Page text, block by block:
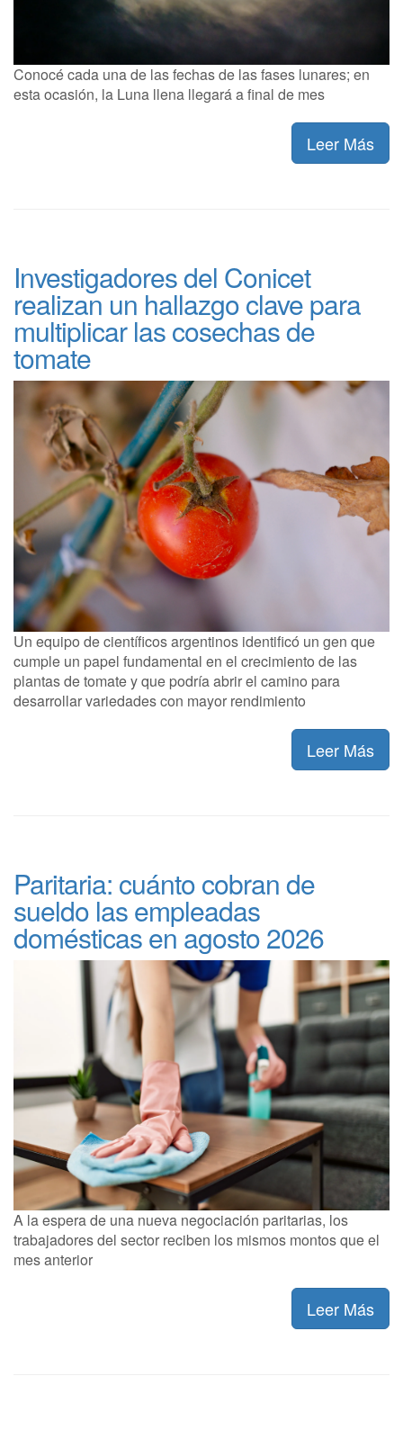
Conocé cada una de las fechas de las fases lunares; en
esta ocasión, la Luna llena llegará a final de mes
Leer Más
Investigadores del Conicet
realizan un hallazgo clave para
multiplicar las cosechas de
tomate
Un equipo de científicos argentinos identificó un gen que
cumple un papel fundamental en el crecimiento de las
plantas de tomate y que podría abrir el camino para
desarrollar variedades con mayor rendimiento
Leer Más
Paritaria: cuánto cobran de
sueldo las empleadas
domésticas en agosto 2026
A la espera de una nueva negociación paritarias, los
trabajadores del sector reciben los mismos montos que el
mes anterior
Leer Más